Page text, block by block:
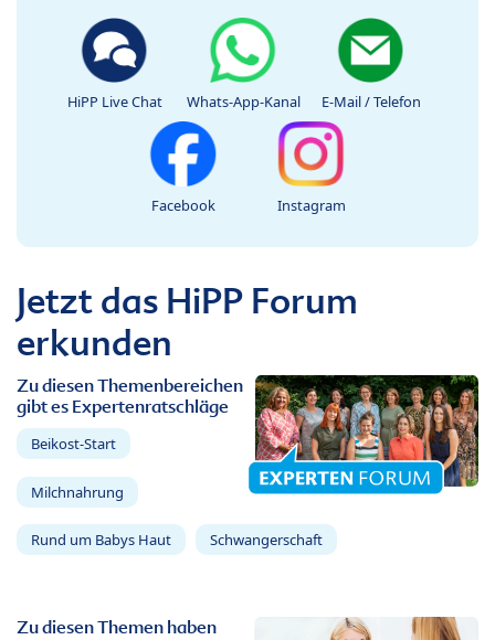
HiPP Live Chat Whats-App-Kanal E-Mail / Telefon
Facebook Instagram
Jetzt das HiPP Forum
erkunden
Zu diesen Themenbereichen
gibt es Expertenratschläge
Beikost-Start
Milchnahrung
Rund um Babys Haut Schwangerschaft
Zu diesen Themen haben